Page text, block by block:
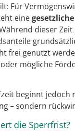
Für
eine
dieser
frei genutzt
mögliche
beginnt jedoch
– sondern
die Sperrfrist?